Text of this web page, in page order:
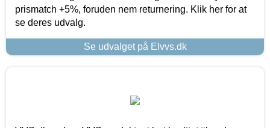
prismatch +5%, foruden nem returnering. Klik her for at
se deres udvalg.
Se udvalget på Elvvs.dk